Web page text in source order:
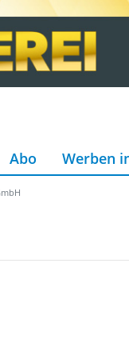
Abo Werben